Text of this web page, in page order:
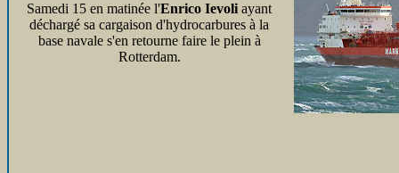
Samedi 15 en matinée l'Enrico Ievoli ayant
déchargé sa cargaison d'hydrocarbures à la
base navale s'en retourne faire le plein à
Rotterdam.